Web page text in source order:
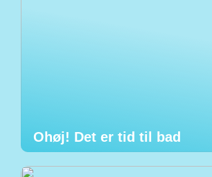
Ohøj! Det er tid til bad